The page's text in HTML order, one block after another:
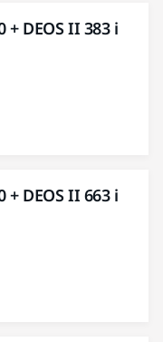
+ DEOS II 383 i
+ DEOS II 663 i